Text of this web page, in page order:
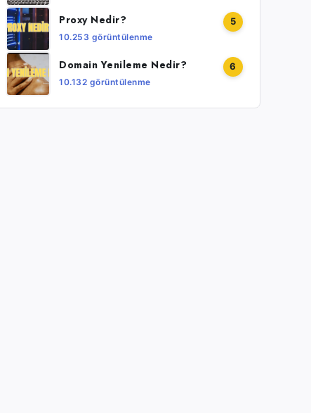
5
Proxy Nedir?
10.253 görüntülenme
6
Domain Yenileme Nedir?
10.132 görüntülenme